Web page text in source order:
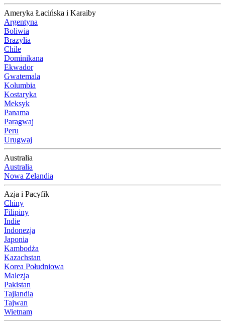
Ameryka Łacińska i Karaiby
Argentyna
Boliwia
Brazylia
Chile
Dominikana
Ekwador
Gwatemala
Kolumbia
Kostaryka
Meksyk
Panama
Paragwaj
Peru
Urugwaj
Australia
Australia
Nowa Zelandia
Azja i Pacyfik
Chiny
Filipiny
Indie
Indonezja
Japonia
Kambodża
Kazachstan
Korea Południowa
Malezja
Pakistan
Tajlandia
Tajwan
Wietnam